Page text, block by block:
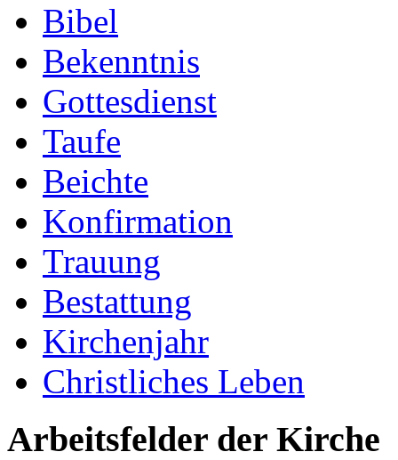
Bibel
Bekenntnis
Gottesdienst
Taufe
Beichte
Konfirmation
Trauung
Bestattung
Kirchenjahr
Christliches Leben
Arbeitsfelder der Kirche